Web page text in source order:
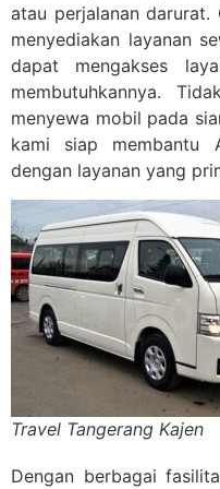
atau perjalanan darurat.
menyediakan layanan
dapat mengakses
membutuhkannya.
menyewa mobil pada
kami siap membantu
dengan layanan yang
Travel Tangerang Kajen
Dengan berbagai